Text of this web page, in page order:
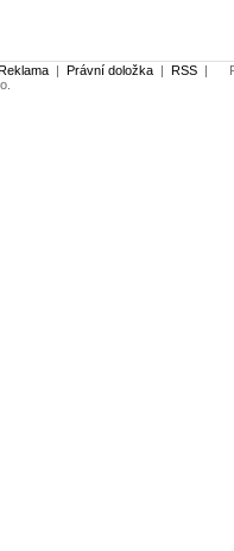
| Právní doložka | RSS |